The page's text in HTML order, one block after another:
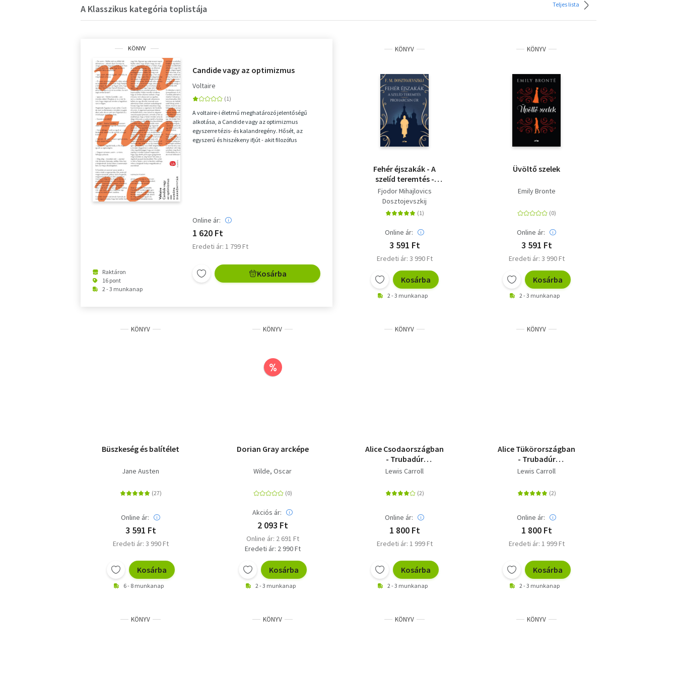
A Klasszikus kategória toplistája Teljes lista
KÖNYV
Raktáron
16 pont
2 - 3 munkanap
Candide vagy az optimizmus
Voltaire
A voltaire-i életmű meghatározó jelentőségű
alkotása, a Candide vagy az optimizmus
egyszerre tézis- és kalandregény. Hősét, az
egyszerű és hiszékeny ifjút - akit filozófus
Online ár:
1 620 Ft
Eredeti ár: 1 799 Ft
Kosárba
KÖNYV
Fehér éjszakák - A
szelíd teremtés -
Proharcsin Úr
Fjodor Mihajlovics
Dosztojevszkij
Online ár:
3 591 Ft
Eredeti ár: 3 990 Ft
Kosárba
2 - 3 munkanap
KÖNYV
Üvöltő szelek
Emily Bronte
Online ár:
3 591 Ft
Eredeti ár: 3 990 Ft
Kosárba
2 - 3 munkanap
KÖNYV
Büszkeség és balítélet
Jane Austen
Online ár:
3 591 Ft
Eredeti ár: 3 990 Ft
Kosárba
6 - 8 munkanap
KÖNYV
%
Dorian Gray arcképe
Wilde, Oscar
Akciós ár:
2 093 Ft
Online ár: 2 691 Ft
Eredeti ár: 2 990 Ft
Kosárba
2 - 3 munkanap
KÖNYV
Alice Csodaországban
- Trubadúr
Zsebkönyvek 11.
Lewis Carroll
Online ár:
1 800 Ft
Eredeti ár: 1 999 Ft
Kosárba
2 - 3 munkanap
KÖNYV
Alice Tükörországban
- Trubadúr
Zsebkönyvek 22.
Lewis Carroll
Online ár:
1 800 Ft
Eredeti ár: 1 999 Ft
Kosárba
2 - 3 munkanap
KÖNYV KÖNYV KÖNYV KÖNYV